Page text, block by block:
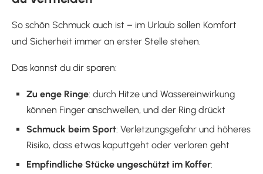
So schön Schmuck auch ist – im Urlaub sollen Komfort
und Sicherheit immer an erster Stelle stehen.
Das kannst du dir sparen:
Zu enge Ringe: durch Hitze und Wassereinwirkung
können Finger anschwellen, und der Ring drückt
Schmuck beim Sport: Verletzungsgefahr und höheres
Risiko, dass etwas kaputtgeht oder verloren geht
Empfindliche Stücke ungeschützt im Koffer: